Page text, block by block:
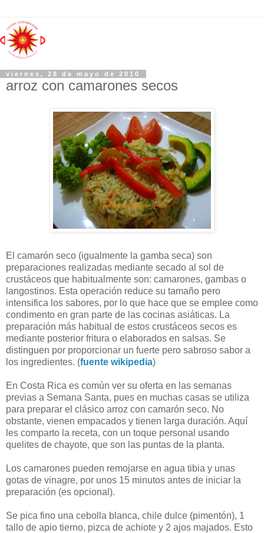
viernes, 28 de mayo de 2010
arroz con camarones secos
El camarón seco (igualmente la gamba seca) son
preparaciones realizadas mediante secado al sol de
crustáceos que habitualmente son: camarones, gambas o
langostinos. Esta operación reduce su tamaño pero
intensifica los sabores, por lo que hace que se emplee como
condimento en gran parte de las cocinas asiáticas. La
preparación más habitual de estos crustáceos secos es
mediante posterior fritura o elaborados en salsas. Se
distinguen por proporcionar un fuerte pero sabroso sabor a
los ingredientes. (fuente wikipedia)
En Costa Rica es común ver su oferta en las semanas
previas a Semana Santa, pues en muchas casas se utiliza
para preparar el clásico arroz con camarón seco. No
obstante, vienen empacados y tienen larga duración. Aquí
les comparto la receta, con un toque personal usando
quelites de chayote, que son las puntas de la planta.
Los camarones pueden remojarse en agua tibia y unas
gotas de vinagre, por unos 15 minutos antes de iniciar la
preparación (es opcional).
Se pica fino una cebolla blanca, chile dulce (pimentón), 1
tallo de apio tierno, pizca de achiote y 2 ajos majados. Esto